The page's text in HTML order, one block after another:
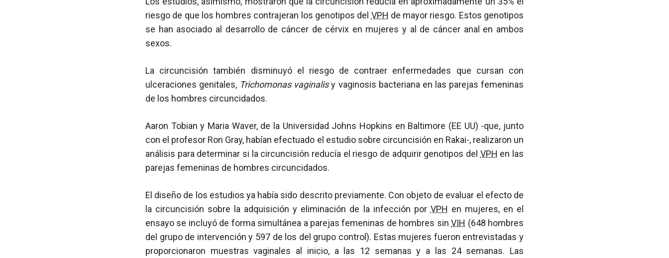
riesgo de que los hombres contrajeran los genotipos del VPH de mayor riesgo. Estos genotipos
se han asociado al desarrollo de cáncer de cérvix en mujeres y al de cáncer anal en ambos
sexos.
La circuncisión también disminuyó el riesgo de contraer enfermedades que cursan con
ulceraciones genitales, Trichomonas vaginalisy vaginosis bacteriana en las parejas femeninas
de los hombres circuncidados.
Aaron Tobian y Maria Waver, de la Universidad Johns Hopkins en Baltimore (EE UU) -que, junto
con el profesor Ron Gray, habían efectuado el estudio sobre circuncisión en Rakai-, realizaron un
análisis para determinar si la circuncisión reducía el riesgo de adquirir genotipos del VPH en las
parejas femeninas de hombres circuncidados.
El diseño de los estudios ya había sido descrito previamente. Con objeto de evaluar el efecto de
la circuncisión sobre la adquisición y eliminación de la infección por VPH en mujeres, en el
ensayo se incluyó de forma simultánea a parejas femeninas de hombres sinVIH (648 hombres
del grupo de intervención y 597 de los del grupo control). Estas mujeres fueron entrevistadas y
proporcionaron muestras vaginales al inicio, a las 12 semanas y a las 24 semanas. Las